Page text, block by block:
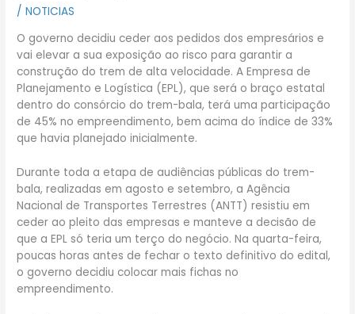
/NOTICIAS
O governo decidiu ceder aos pedidos dos empresários e
vai elevar a sua exposição ao risco para garantir a
construção do trem de alta velocidade. A Empresa de
Planejamento e Logística (EPL), que será o braço estatal
dentro do consórcio do trem-bala, terá uma participação
de 45% no empreendimento, bem acima do índice de 33%
que havia planejado inicialmente.
Durante toda a etapa de audiências públicas do trem-
bala, realizadas em agosto e setembro, a Agência
Nacional de Transportes Terrestres (ANTT) resistiu em
ceder ao pleito das empresas e manteve a decisão de
que a EPL só teria um terço do negócio. Na quarta-feira,
poucas horas antes de fechar o texto definitivo do edital,
o governo decidiu colocar mais fichas no
empreendimento.